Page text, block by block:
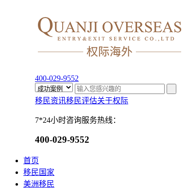
400-029-9552
移民资讯移民评估关于权际
7*24小时咨询服务热线：
400-029-9552
首页
移民国家
美洲移民